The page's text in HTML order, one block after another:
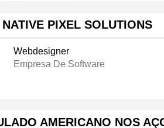
NATIVE PIXEL SOLUTIONS
Webdesigner
Empresa De Software
AMERICANO NOS